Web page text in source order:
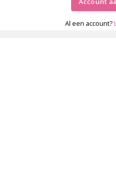
Al een account?